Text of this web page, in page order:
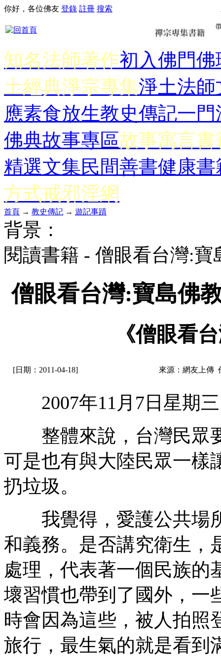
你好，各位佛友 登錄 註冊 搜索
知名法師著作初入佛門佛
土經典淨宗專集淨土法師
應素食放生教史傳記一門
佛典故事專區故事寓言書
精選文集民間善書健康書
方式戒邪淫網
首頁 → 教史傳記 → 遊記事蹟
背景：
閱讀書籍 - 僧眼看台灣:
僧眼看台灣:寶島佛
《僧眼看
[日期：2011-04-18] 來源：網友上傳
2007年11月7日星期三
整體來說，台灣民眾
可是也有與大陸民眾一樣
扔垃圾。
我覺得，愛護公共場
和義務。是否講究衛生，
處理，代表著一個民族的
壞習慣也帶到了國外，一
時會因為這些，被人拍照
旅行，最生氣的就是看到